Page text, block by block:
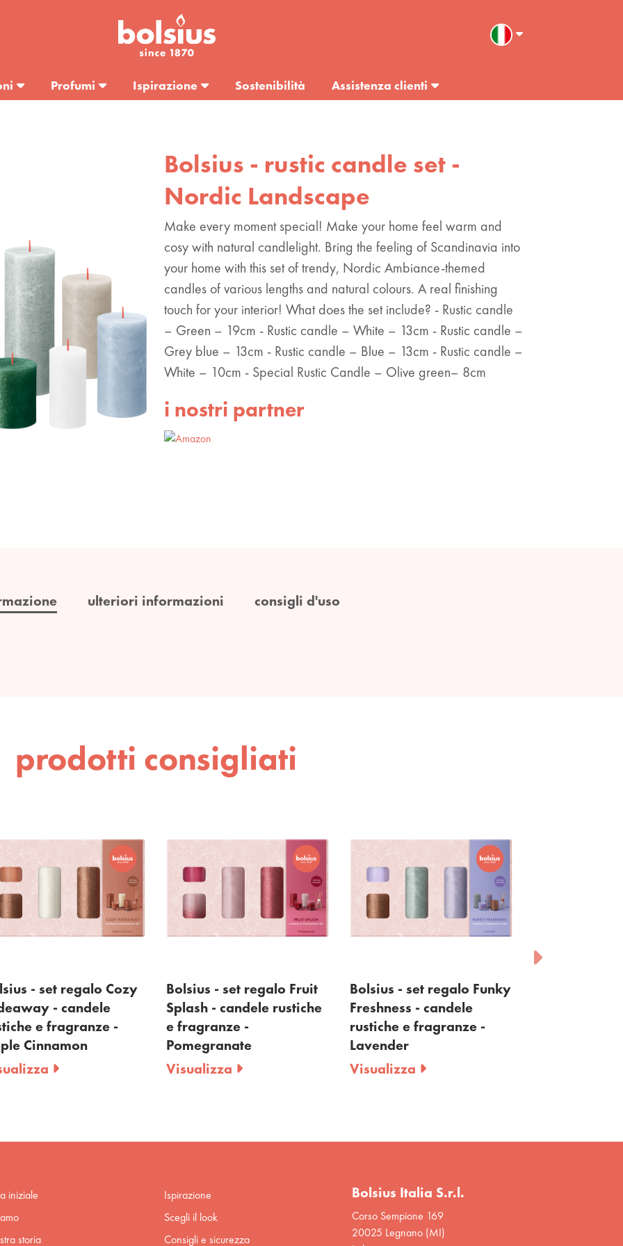
Profumi Ispirazione Sostenibilità Assistenza clienti
Bolsius - rustic candle set -
Nordic Landscape
Make every moment special! Make your home feel warm and
cosy with natural candlelight. Bring the feeling of Scandinavia into
your home with this set of trendy, Nordic Ambiance-themed
candles of various lengths and natural colours. A real finishing
touch for your interior! What does the set include? - Rustic candle
– Green – 19cm - Rustic candle – White – 13cm - Rustic candle –
Grey blue – 13cm - Rustic candle – Blue – 13cm - Rustic candle –
White – 10cm - Special Rustic Candle – Olive green– 8cm
i nostri partner
ulteriori informazioni consigli d'uso
prodotti consigliati
- set regalo Cozy
- candele
e fragranze -
Cinnamon
Bolsius - set regalo Fruit
Splash - candele rustiche
e fragranze -
Pomegranate
Visualizza
Bolsius - set regalo Funky
Freshness - candele
rustiche e fragranze -
Lavender
Visualizza
iniziale
storia
Ispirazione
Scegli il look
Consigli e sicurezza
Bolsius Italia S.r.l.
Corso Sempione 169
20025 Legnano (MI)